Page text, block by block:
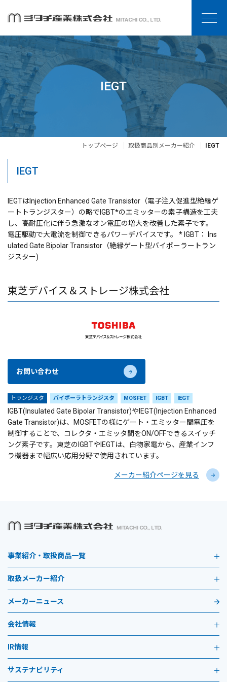
IEGT
トップページ 取扱商品別メーカー紹介 IEGT
IEGT
IEGTはInjection Enhanced Gate Transistor（電子注入促進型絶縁ゲ
ートトランジスター）の略でIGBT*のエミッターの素子構造を工夫
し、高耐圧化に伴う急激なオン電圧の増大を改善した素子です。
電圧駆動で大電流を制御できるパワーデバイスです。 * IGBT： Ins
ulated Gate Bipolar Transistor（絶縁ゲート型バイポーラートラン
ジスター)
東芝デバイス＆ストレージ株式会社
お問い合わせ
トランジスタ バイポーラトランジスタ MOSFET IGBT IEGT
IGBT(Insulated Gate Bipolar Transistor)やIEGT(Injection Enhanced
Gate Transistor)は、MOSFETの様にゲート・エミッター間電圧を
制御することで、コレクタ・エミッタ間をON/OFFできるスイッチ
ング素子です。東芝のIGBTやIEGTは、白物家電から、産業インフ
ラ機器まで幅広い応用分野で使用されています。
メーカー紹介ページを見る
事業紹介・取扱商品一覧
取扱メーカー紹介
メーカーニュース
会社情報
IR情報
サステナビリティ